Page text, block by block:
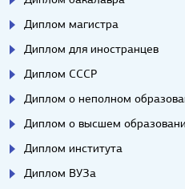
Диплом магистра
Диплом для иностранцев
Диплом СССР
Диплом о неполном
Диплом о высшем
Диплом института
Диплом ВУЗа